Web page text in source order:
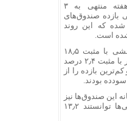
این آمار حاکی است: در هفته منتهی به ۳
وزنی بازده صندوق‌های
ثبت شده که این روند
است.
در همین دوره، یک صندوق بخشی با مثبت ۱۸٫۵
درصد و یک صندوق بخشی دیگر با مثبت ۲٫۴ درصد
بازده را از
بودند.
این صندوق‌ها نیز
مثبت بوده، به طوری‌که بخشی‌ها توانستند ۱۳٫۲